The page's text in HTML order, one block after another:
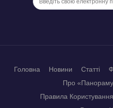
Головна Новини Статті
Про
Правила